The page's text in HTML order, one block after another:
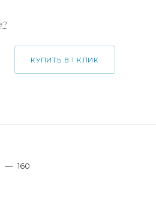
КУПИТЬ В 1 КЛИК
— 160